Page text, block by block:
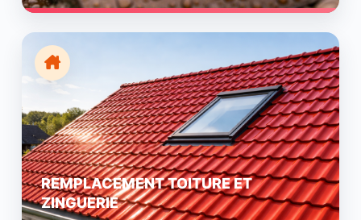
REMPLACEMENT TOITURE ET
ZINGUERIE